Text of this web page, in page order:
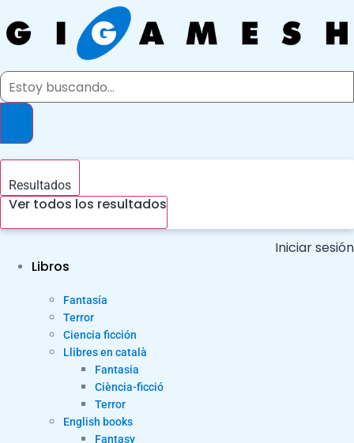
al
contenido
Search
Resultados
Ver todos los resultados
Iniciar sesión
Libros
Fantasía
Terror
Ciencia ficción
Llibres en català
Fantasia
Ciència-ficció
Terror
English books
Fantasy